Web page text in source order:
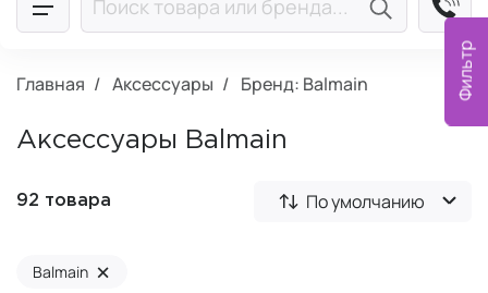
Фильтр
Главная Аксессуары Бренд: Balmain
Аксессуары Balmain
92 товара По умолчанию
Balmain ×